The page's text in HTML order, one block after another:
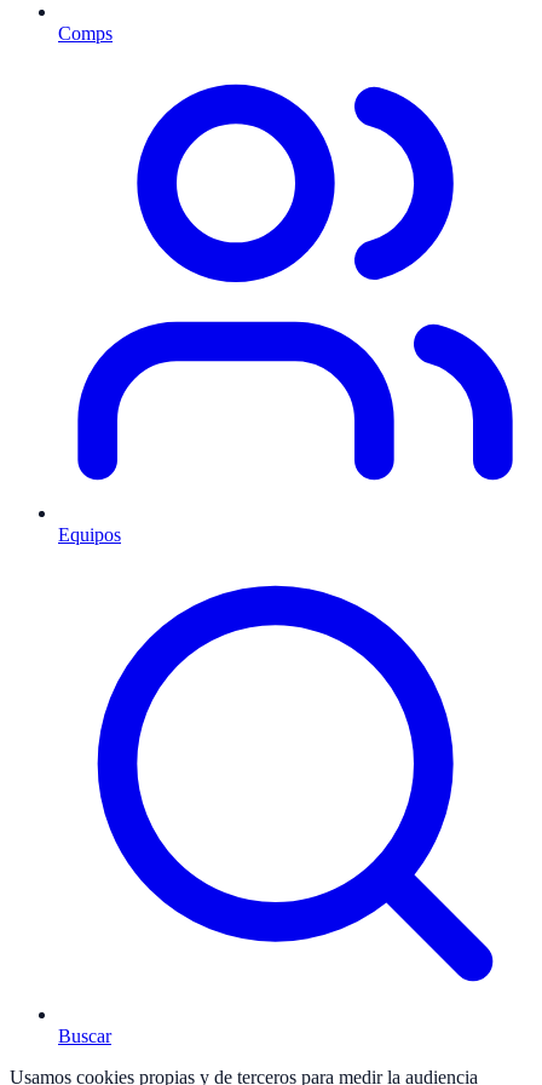
Comps
Equipos
Buscar
Usamos cookies propias y de terceros para medir la audiencia